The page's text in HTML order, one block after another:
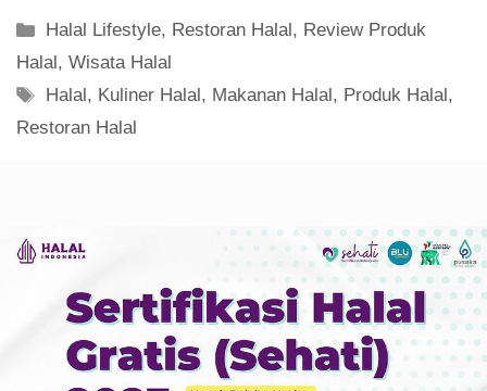
Kategori
Halal Lifestyle, Restoran Halal , Review Produk
Halal , Wisata Halal
Tag
Halal , Kuliner Halal , Makanan Halal , Produk Halal ,
Restoran Halal